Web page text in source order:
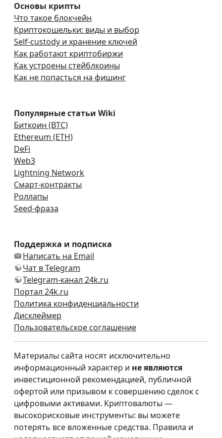
Основы крипты
Что такое блокчейн
Криптокошельки: виды и выбор
Self-custody и хранение ключей
Как работают криптобиржи
Как устроены стейблкоины
Как не попасться на фишинг
Популярные статьи Wiki
Биткоин (BTC)
Ethereum (ETH)
DeFi
Web3
Lightning Network
Смарт-контракты
Роллапы
Seed-фраза
Поддержка и подписка
Написать на Email
Чат в Telegram
Telegram-канал 24k.ru
Портал 24k.ru
Политика конфиденциальности
Дисклеймер
Пользовательское соглашение
Материалы сайта носят исключительно
информационный характер и не являются
инвестиционной рекомендацией, публичной
офертой или призывом к совершению сделок с
цифровыми активами. Криптовалюты —
высокорисковые инструменты: вы можете
потерять все вложенные средства. Правила и